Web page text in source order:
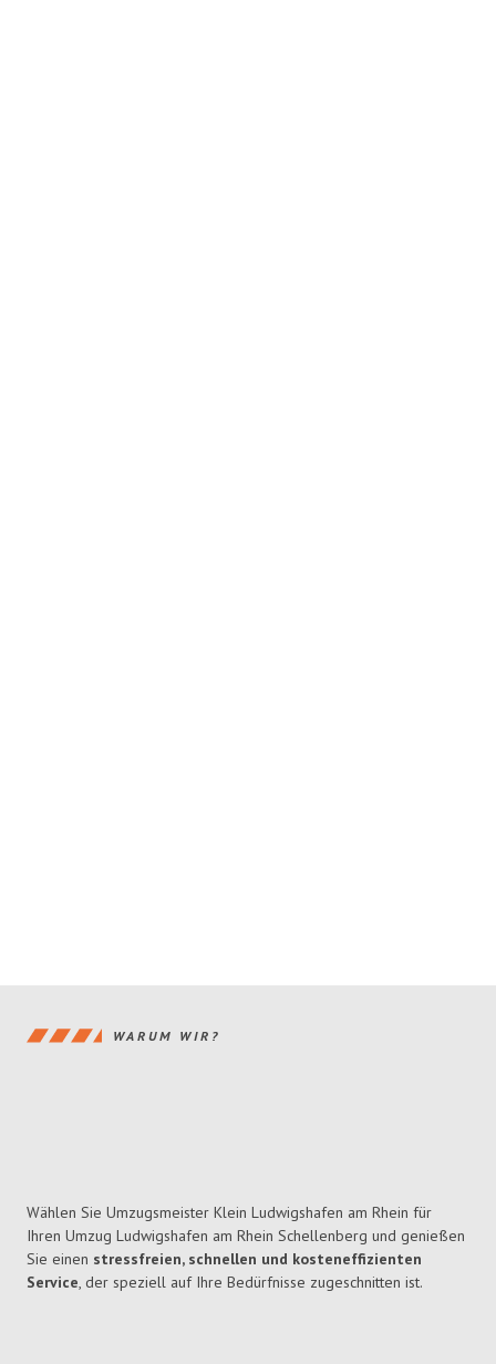
WARUM WIR?
Wählen Sie Umzugsmeister Klein Ludwigshafen am Rhein für
Ihren Umzug Ludwigshafen am Rhein Schellenberg und genießen
Sie einen stressfreien, schnellen und kosteneffizienten
Service, der speziell auf Ihre Bedürfnisse zugeschnitten ist.